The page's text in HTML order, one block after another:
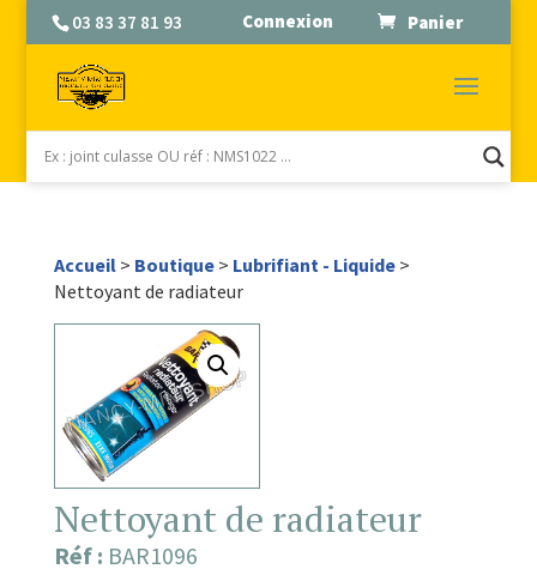
03 83 37 81 93 Connexion Panier
Accueil> Boutique> Lubrifiant - Liquide>
Nettoyant de radiateur
Nettoyant de radiateur
Réf : BAR1096